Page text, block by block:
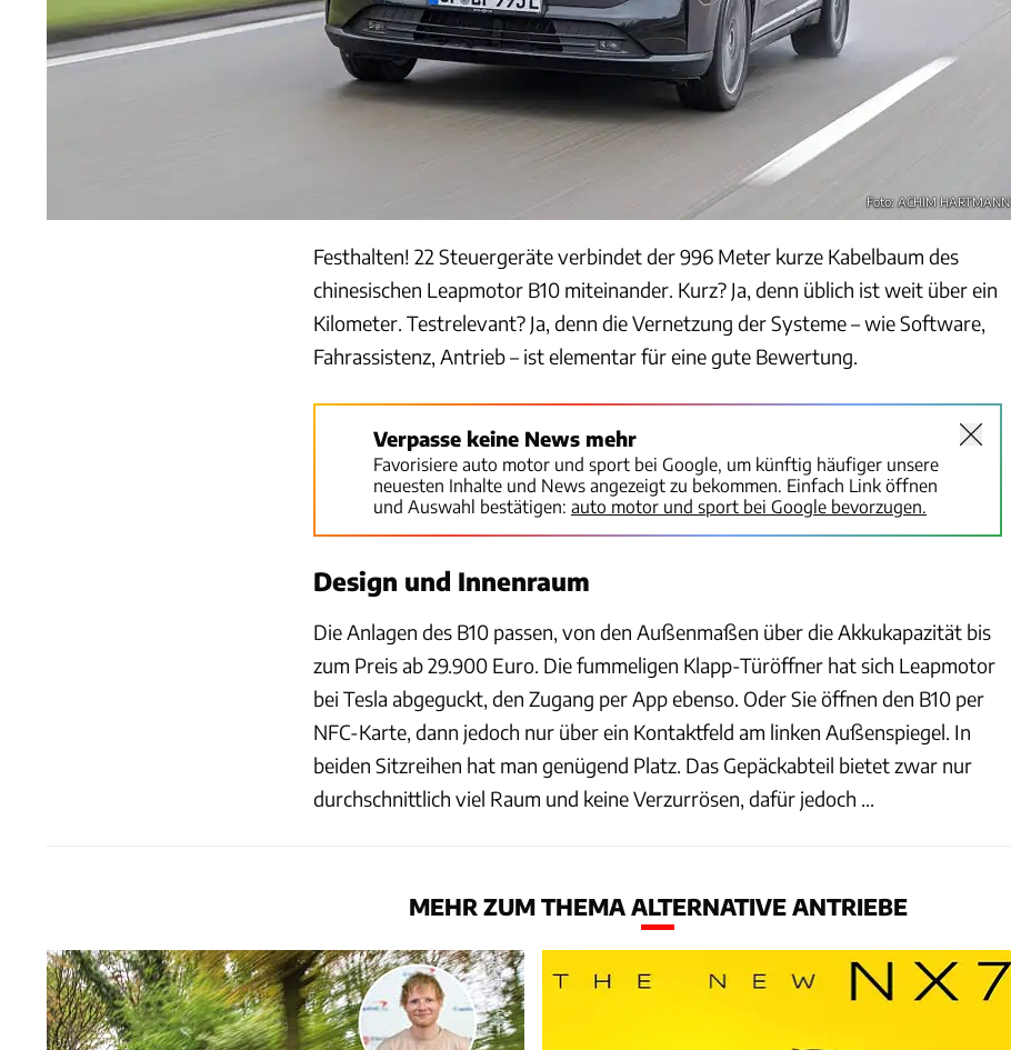
Foto: ACHIM HARTMANN
Festhalten! 22 Steuergeräte verbindet der 996 Meter kurze Kabelbaum des
chinesischen Leapmotor B10 miteinander. Kurz? Ja, denn üblich ist weit über ein
Kilometer. Testrelevant? Ja, denn die Vernetzung der Systeme – wie Software,
Fahrassistenz, Antrieb – ist elementar für eine gute Bewertung.
Verpasse keine News mehr
Favorisiere auto motor und sport bei Google, um künftig häufiger unsere
neuesten Inhalte und News angezeigt zu bekommen. Einfach Link öffnen
und Auswahl bestätigen: auto motor und sport bei Google bevorzugen.
Design und Innenraum
Die Anlagen des B10 passen, von den Außenmaßen über die Akkukapazität bis
zum Preis ab 29.900 Euro. Die fummeligen Klapp-Türöffner hat sich Leapmotor
bei Tesla abgeguckt, den Zugang per App ebenso. Oder Sie öffnen den B10 per
NFC-Karte, dann jedoch nur über ein Kontaktfeld am linken Außenspiegel. In
beiden Sitzreihen hat man genügend Platz. Das Gepäckabteil bietet zwar nur
durchschnittlich viel Raum und keine Verzurrösen, dafür jedoch ...
MEHR ZUM THEMA ALTERNATIVE ANTRIEBE